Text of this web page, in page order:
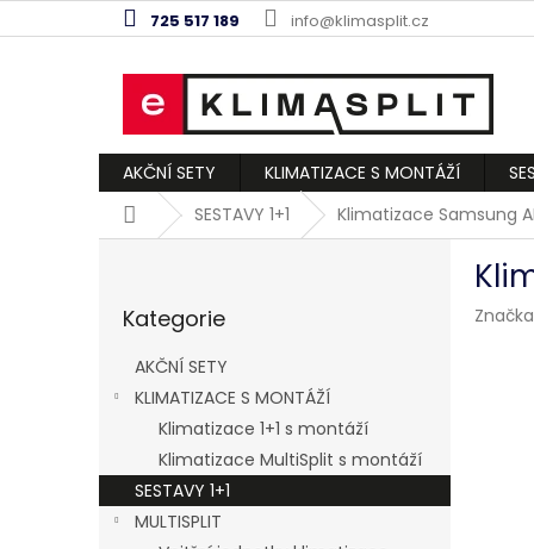
na
725 517 189 info@klimasplit.cz
AKČNÍ SETY KLIMATIZACE S MONTÁŽÍ
DomůSESTAVY 1+1 Klimatizace Samsung
a
kategorie
Kategorie
AKČNÍ SETY
KLIMATIZACE S MONTÁŽÍ
Klimatizace 1+1 s montáží
Klimatizace MultiSplit s montáží
SESTAVY 1+1
MULTISPLIT